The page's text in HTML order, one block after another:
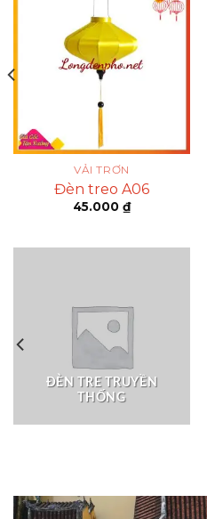
VẢI TRƠN
Đèn treo A06
45.000 ₫
ĐÈN TRE TRUYỀN
THỐNG